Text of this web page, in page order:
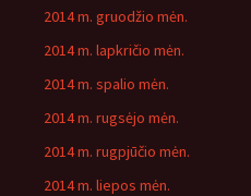
2014 m. gruodžio mėn.
2014 m. lapkričio mėn.
2014 m. spalio mėn.
2014 m. rugsėjo mėn.
2014 m. rugpjūčio mėn.
2014 m. liepos mėn.